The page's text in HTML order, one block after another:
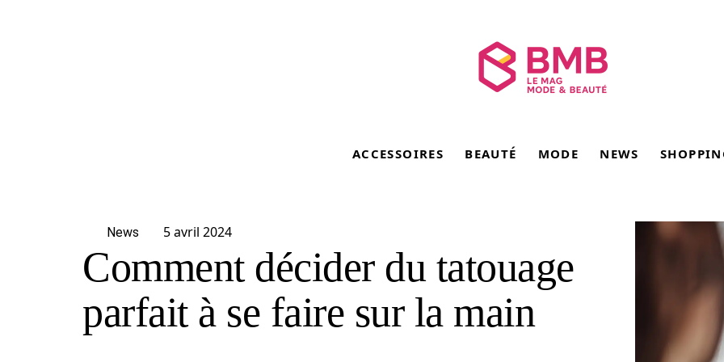
ACCESSOIRES BEAUTÉ MODE NEWS
News 5 avril 2024
Comment décider du tatouage
parfait à se faire sur la main